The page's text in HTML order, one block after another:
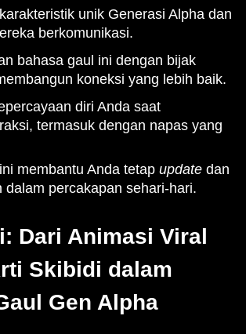
unik Generasi Alpha dan
berkomunikasi.
bahasa gaul ini dengan bijak
koneksi yang lebih baik.
diri Anda saat
termasuk dengan napas yang
membantu Anda tetap updatedan
dalam percakapan sehari-hari.
Dari Animasi Viral
Skibidi dalam
Gen Alpha